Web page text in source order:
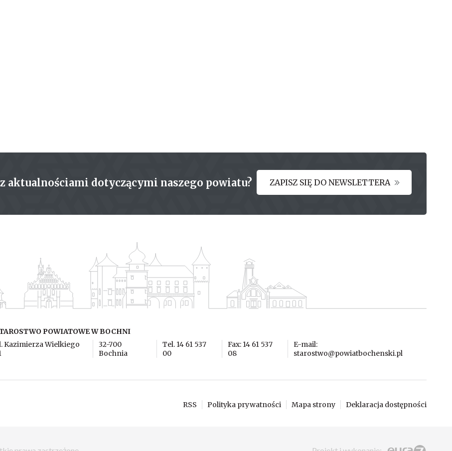
z aktualnościami dotyczącymi naszego powiatu? ZAPISZ SIĘ DO NEWSLETTERA
POWIATOWE W BOCHNI
Kazimierza Wielkiego
32-700
Bochnia
Tel. 14 61 537
00
Fax: 14 61 537
08
E-mail:
starostwo@powiatbochenski.pl
RSS Polityka prywatności Mapa strony Deklaracja dostępności